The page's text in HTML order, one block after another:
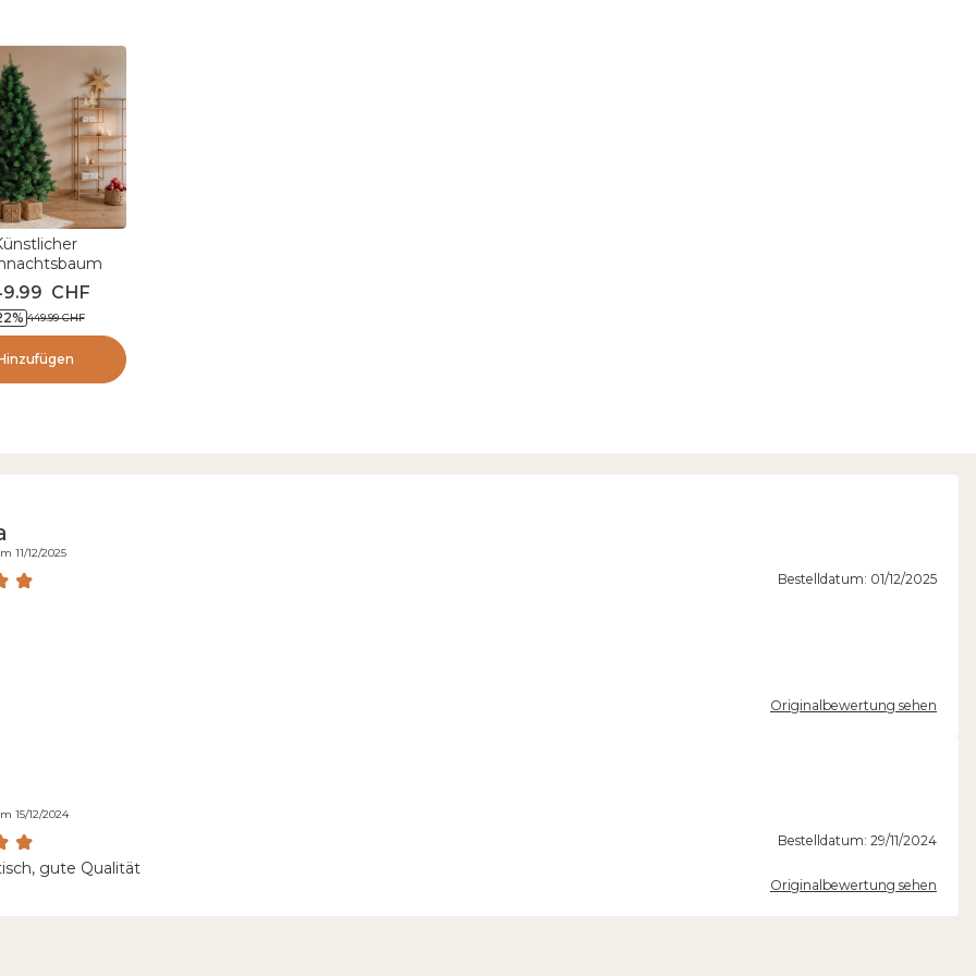
cm Edmonton
Grün CHF
% 449.99 CHF
11/12/2025
Bestelldatum: 01/12/2025
Originalbewertung sehen
15/12/2024
Bestelldatum: 29/11/2024
gute Qualität
Originalbewertung sehen